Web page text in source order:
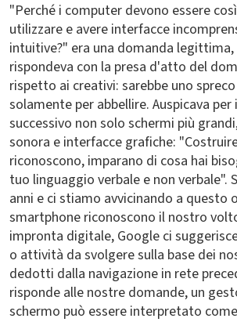
"Perché i computer devono essere
utilizzare e avere interfacce
intuitive?" era una domanda legittima,
rispondeva con la presa d'atto del
rispetto ai creativi: sarebbe uno
solamente per abbellire. Auspicava per
successivo non solo schermi più
sonora e interfacce grafiche:
riconoscono, imparano di cosa hai
tuo linguaggio verbale e non verbale".
anni e ci stiamo avvicinando a questo
smartphone riconoscono il nostro
impronta digitale, Google ci
o attività da svolgere sulla base dei
dedotti dalla navigazione in rete
risponde alle nostre domande, un
schermo può essere interpretato